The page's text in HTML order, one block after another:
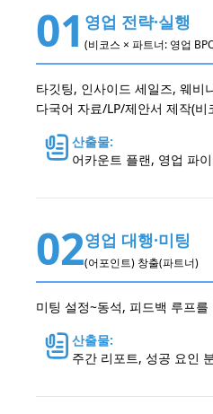
01 영업 전략·실행
(비코스 × 파트너: 영업
타깃팅, 인사이드 세일즈, 웨비
다국어 자료/LP/제안서 제작(비
산출물:
어카운트 플랜, 영업 파
02영업 대행·미팅
(어포인트) 창출(파트너)
미팅 설정~동석, 피드백 루프
산출물:
주간 리포트, 성공 요인